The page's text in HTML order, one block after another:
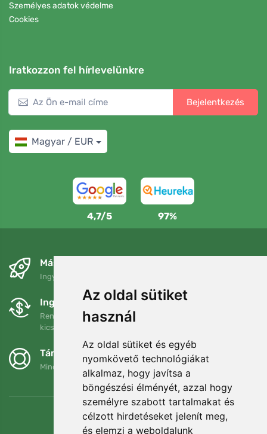
Az oldal sütiket
használ
Az oldal sütiket és egyéb
nyomkövető technológiákat
alkalmaz, hogy javítsa a
böngészési élményét, azzal hogy
személyre szabott tartalmakat és
célzott hirdetéseket jelenít meg,
és elemzi a weboldalunk
Személyes adatok védelme
Cookies
Iratkozzon fel hírlevelünkre
Bejelentkezés
Magyar / EUR
4,7/5 97%
Másnapra és ingyenesen
Ingyenes szállítás a következő összeg felett: 80 EUR
Ingyenes csere és visszaküldés
Rendelését 90 napon belül bármikor visszaküldheti vagy
kicserélheti.
Támogatjuk a Trees.org-ot
Minden megrendelésért ültetünk egy fát! Bővebben